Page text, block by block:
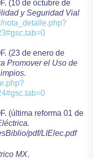
(10 de octubre de
y Seguridad Vial
nota_detalle.php?
(23 de enero de
Promover el Uso de
(última reforma 01 de
pdf/LIElec.pdf
MX.